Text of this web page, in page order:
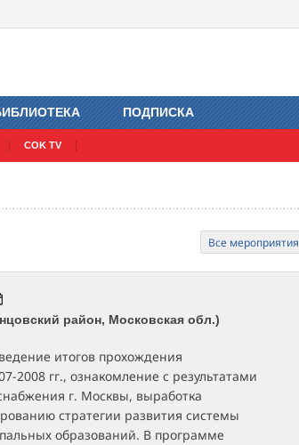
COK TV
ПОДПИСКА
Все мероприятия
район, Московская обл.)
итогов прохождения
2008 гг., ознакомление с результатами
г. Москвы, выработка
стратегии развития системы
образований. В программе